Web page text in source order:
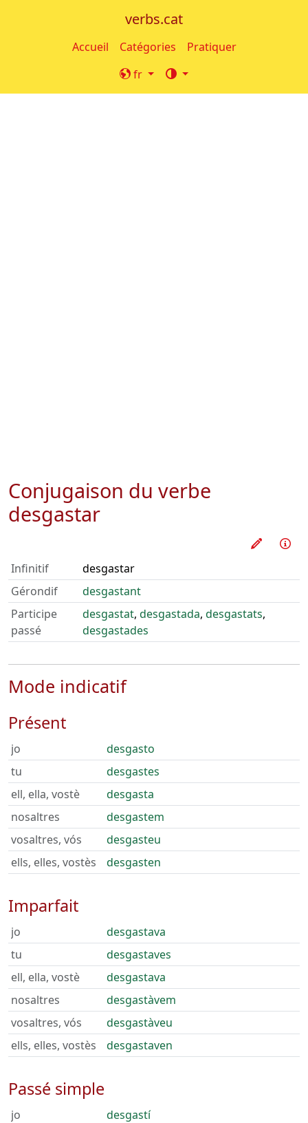
verbs.cat
Accueil Catégories
Pratiquer
fr
Conjugaison du verbe
desgastar
Infinitif
desgastar
Gérondif
desgastant
Participe
passé
desgastat, desgastada, desgastats,
desgastades
Mode indicatif
Présent
jo
desgasto
tu
desgastes
ell, ella, vostè
desgasta
nosaltres
desgastem
vosaltres, vós
desgasteu
ells, elles, vostès
desgasten
Imparfait
jo
desgastava
tu
desgastaves
ell, ella, vostè
desgastava
nosaltres
desgastàvem
vosaltres, vós
desgastàveu
ells, elles, vostès
desgastaven
Passé simple
jo
desgastí